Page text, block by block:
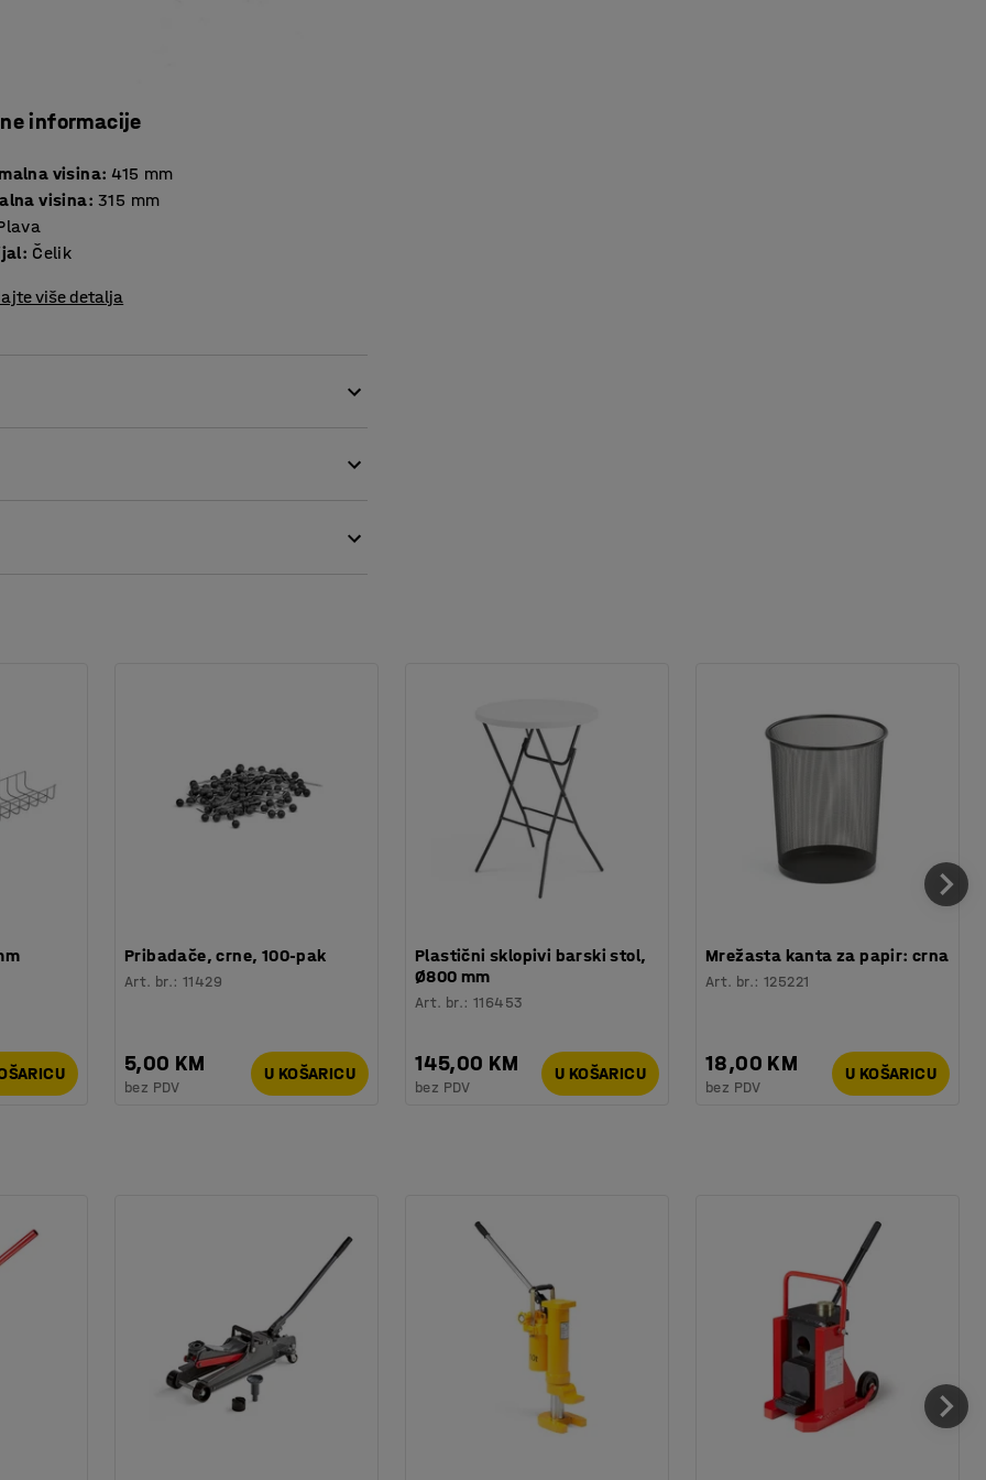
informacije
visina: 415 mm
visina: 315 mm
: Čelik
više detalja
osovinskih postolja za podizanje strojeva
Pribadače, crne, 100-pak
Art. br.:11429
5,00 KM
bez PDV
U KOŠARICU
Plastični sklopivi barski stol,
Ø800 mm
Art. br.:116453
145,00 KM
bez PDV
U KOŠARICU
Mrežasta kanta za papir: crna
Art. br.:125221
18,00 KM
bez PDV
U KOŠARICU